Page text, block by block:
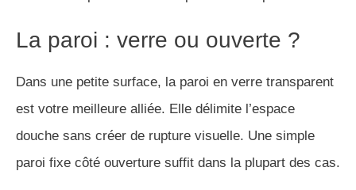
La paroi : verre ou ouverte ?
Dans une petite surface, la paroi en verre transparent
est votre meilleure alliée. Elle délimite l’espace
douche sans créer de rupture visuelle. Une simple
paroi fixe côté ouverture suffit dans la plupart des cas.